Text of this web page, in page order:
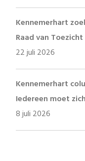
Kennemerhart
Raad van Toezicht
22 juli 2026
Kennemerhart
Iedereen moet
8 juli 2026